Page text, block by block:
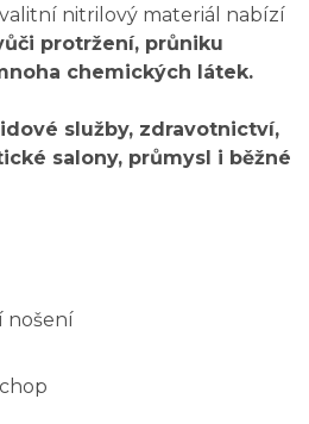
nitrilový materiál nabízí
protržení, průniku
chemických látek.
služby, zdravotnictví,
salony, průmysl i běžné
nošení